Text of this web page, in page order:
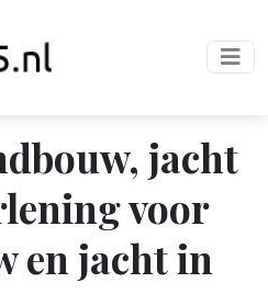
jacht
voor
en jacht in